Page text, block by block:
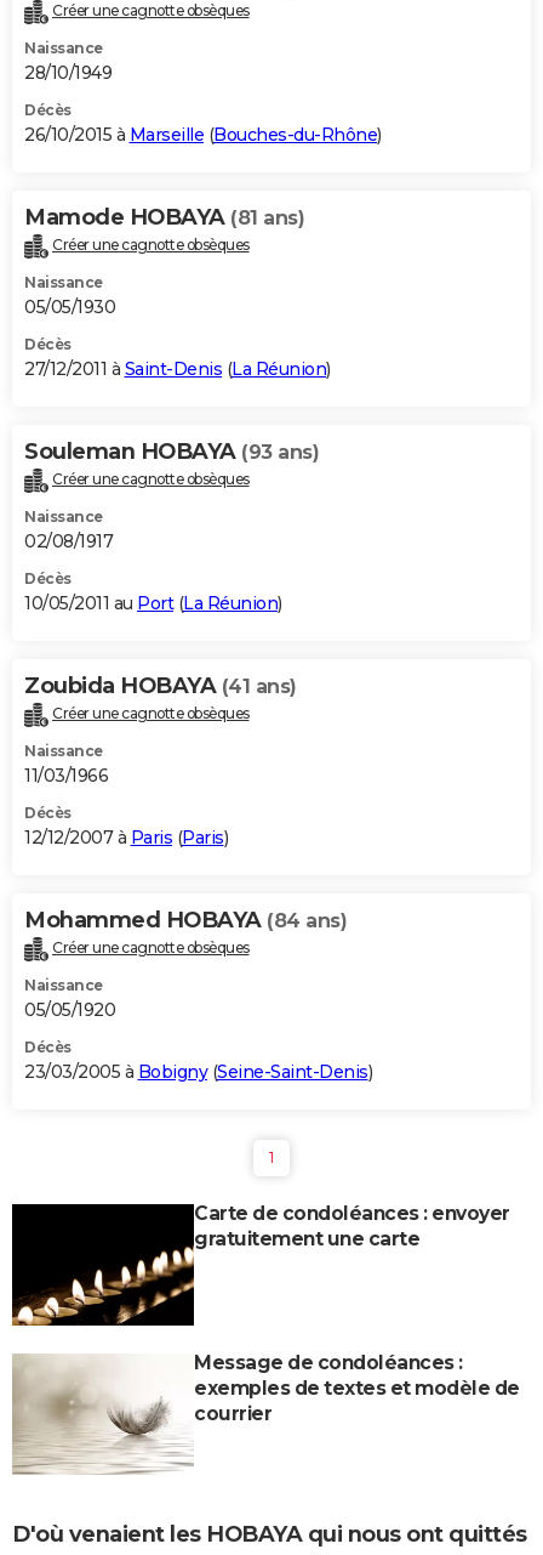
Créer une cagnotte obsèques
Naissance
28/10/1949
Décès
26/10/2015 à Marseille (Bouches-du-Rhône)
Mamode HOBAYA (81 ans)
Créer une cagnotte obsèques
Naissance
05/05/1930
Décès
27/12/2011 à Saint-Denis (La Réunion)
Souleman HOBAYA (93 ans)
Créer une cagnotte obsèques
Naissance
02/08/1917
Décès
10/05/2011 au Port(La Réunion)
Zoubida HOBAYA (41 ans)
Créer une cagnotte obsèques
Naissance
11/03/1966
Décès
12/12/2007 à Paris (Paris)
Mohammed HOBAYA (84 ans)
Créer une cagnotte obsèques
Naissance
05/05/1920
Décès
23/03/2005 à Bobigny(Seine-Saint-Denis)
1
Carte de condoléances : envoyer
gratuitement une carte
Message de condoléances :
exemples de textes et modèle de
courrier
D'où venaient les HOBAYA qui nous ont quittés